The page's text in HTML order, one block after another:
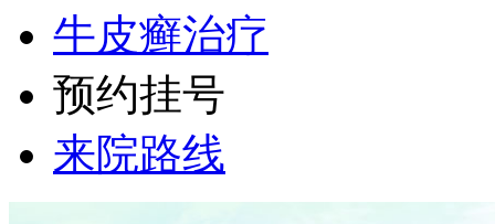
牛皮癣治疗
预约挂号
来院路线